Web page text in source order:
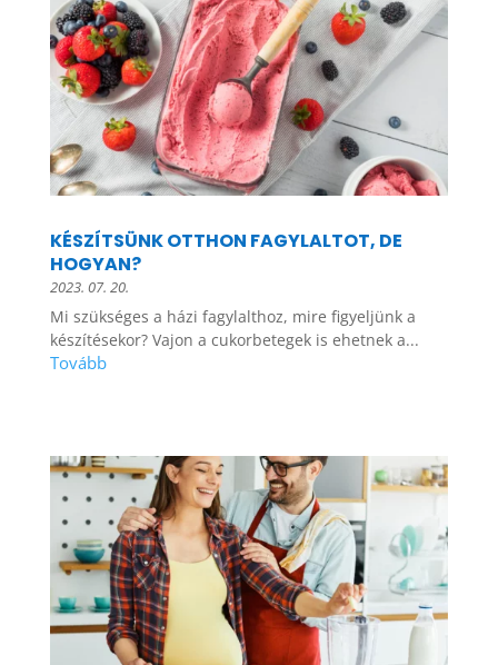
KÉSZÍTSÜNK OTTHON FAGYLALTOT, DE
HOGYAN?
2023. 07. 20.
Mi szükséges a házi fagylalthoz, mire figyeljünk a
készítésekor? Vajon a cukorbetegek is ehetnek a...